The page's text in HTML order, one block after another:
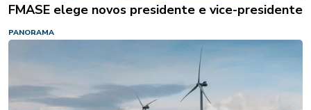
FMASE elege novos presidente e vice-presidente
PANORAMA